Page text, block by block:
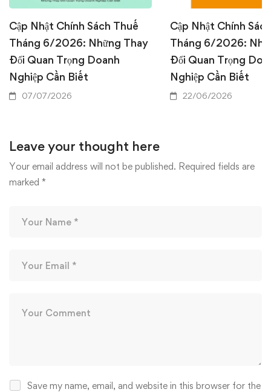
Cập Nhật Chính Sách Thuế
Tháng 6/2026: Những Thay
Đổi Quan Trọng Doanh
Nghiệp Cần Biết
07/07/2026
Cập Nhật Chính
Tháng 6/2026:
Đổi Quan Trọng
Nghiệp Cần Biết
22/06/2026
Leave your thought here
Your email address will not be published. Required fields are
marked *
Save my name, email, and website in this browser for the